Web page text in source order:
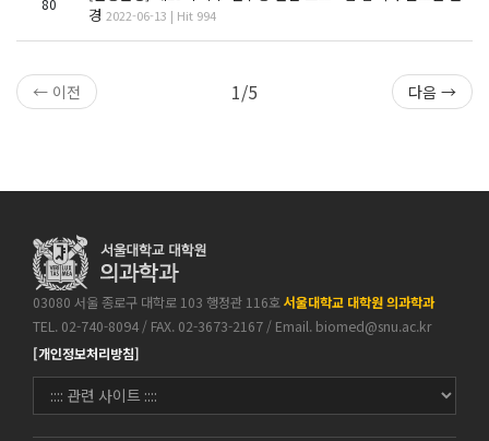
경 2022-06-13 | Hit 994
← 이전 1/5 다음 →
03080 서울 종로구 대학로 103 행정관 116호서울대학교 대학원 의과학과
TEL. 02-740-8094 / FAX. 02-3673-2167 / Email. biomed@snu.ac.kr
[개인정보처리방침]